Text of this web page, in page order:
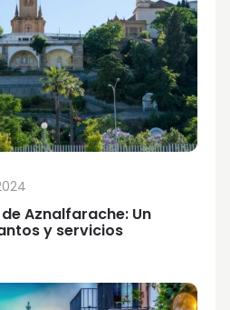
Aznalfarache: Un
y servicios